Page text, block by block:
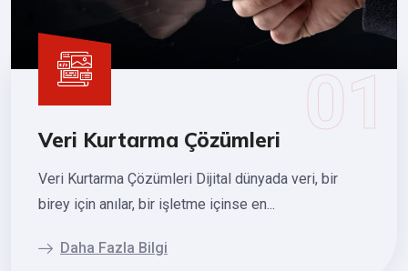
Veri Kurtarma Çözümleri
Veri Kurtarma Çözümleri Dijital dünyada veri, bir
birey için anılar, bir işletme içinse en...
Daha Fazla Bilgi